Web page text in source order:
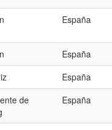
España
España
España
de
España